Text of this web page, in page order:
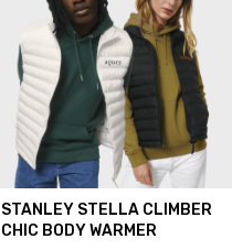
STANLEY STELLA CLIMBER
CHIC BODY WARMER